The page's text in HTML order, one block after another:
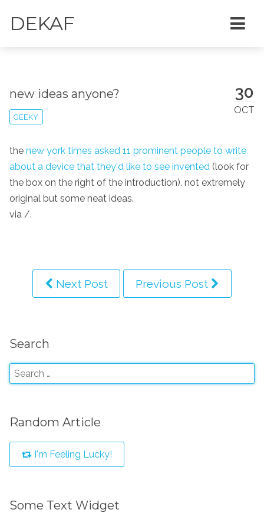
DEKAF
30
OCT
new ideas anyone?
GEEKY
the new york times asked 11 prominent people to write
about a device that they'd like to see invented (look for
the box on the right of the introduction). not extremely
original but some neat ideas.
via /.
Next Post Previous Post
Search
Random Article
I'm Feeling Lucky!
Some Text Widget